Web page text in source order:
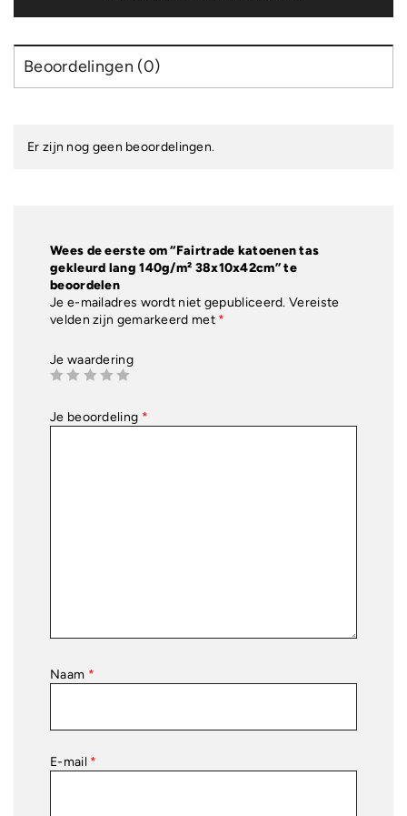
aantal
Beoordelingen (0)
Er zijn nog geen beoordelingen.
Wees de eerste om “Fairtrade katoenen tas
gekleurd lang 140g/m² 38x10x42cm” te
beoordelen
Je e-mailadres wordt niet gepubliceerd. Vereiste
velden zijn gemarkeerd met *
Je waardering
Je beoordeling *
Naam *
E-mail *